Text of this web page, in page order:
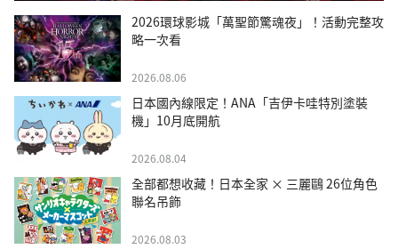
2026環球影城「萬聖節驚魂夜」！活動完整攻
略一次看
2026.08.06
日本國內線限定！ANA「吉伊卡哇特別塗裝
機」10月底開航
2026.08.04
全部都想收藏！日本全家 × 三麗鷗 26位角色
聯名吊飾
2026.08.03